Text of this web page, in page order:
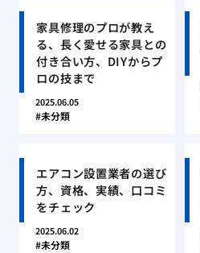
家具修理のプロが教え
る、長く愛せる家具との
付き合い方、DIYからプ
ロの技まで
2025.06.05
未分類
エアコン設置業者の選び
方、資格、実績、口コミ
をチェック
2025.06.02
未分類